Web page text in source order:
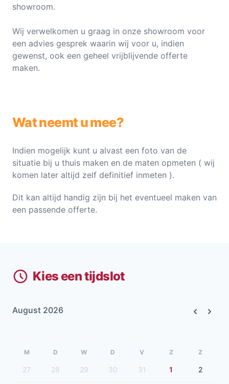
showroom.
Wij verwelkomen u graag in onze showroom voor
een advies gesprek waarin wij voor u, indien
gewenst, ook een geheel vrijblijvende offerte
maken.
Wat neemt u mee?
Indien mogelijk kunt u alvast een foto van de
situatie bij u thuis maken en de maten opmeten ( wij
komen later altijd zelf definitief inmeten ).
Dit kan altijd handig zijn bij het eventueel maken van
een passende offerte.
Kies een tijdslot
August 2026
M D W D V Z Z
27 28 29 30 31 1 2